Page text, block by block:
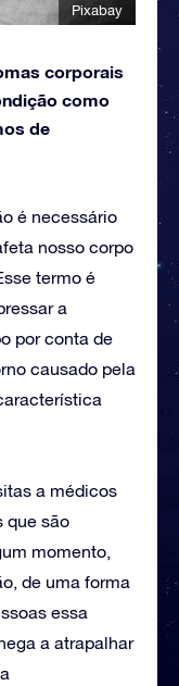
Pixabay
corporais
como
de
é necessário
nosso corpo
termo é
a
por conta de
causado pela
a médicos
que são
momento,
de uma forma
essa
a atrapalhar